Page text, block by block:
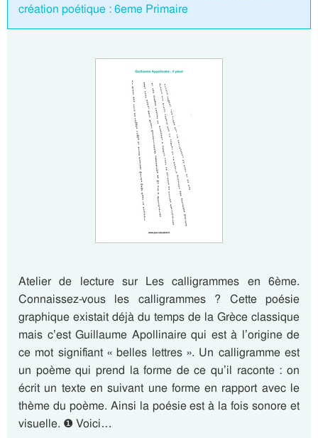
création poétique : 6eme Primaire
Atelier de lecture sur Les calligrammes en 6ème.
Connaissez-vous les calligrammes ? Cette poésie
graphique existait déjà du temps de la Grèce classique
mais c’est Guillaume Apollinaire qui est à l’origine de
ce mot signifiant « belles lettres ». Un calligramme est
un poème qui prend la forme de ce qu’il raconte : on
écrit un texte en suivant une forme en rapport avec le
thème du poème. Ainsi la poésie est à la fois sonore et
visuelle. ❶ Voici…